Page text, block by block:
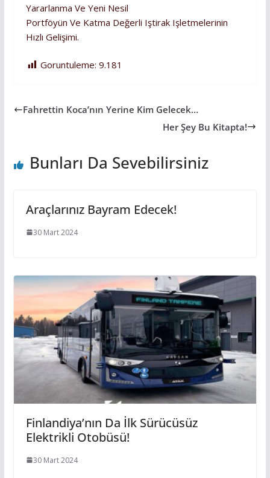
Yararlanma Ve Yeni Nesil
Portföyün Ve Katma Değerli Iştirak Işletmelerinin
Hızlı Gelişimi.
Goruntuleme: 9.181
Fahrettin Koca’nın Yerine Kim Gelecek…
Her Şey Bu Kitapta!
Bunları Da Sevebilirsiniz
Araçlarınız Bayram Edecek!
30 Mart 2024
Finlandiya’nın Da İlk Sürücüsüz
Elektrikli Otobüsü!
30 Mart 2024